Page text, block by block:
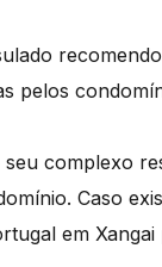
pelos
complexo
Caso
em